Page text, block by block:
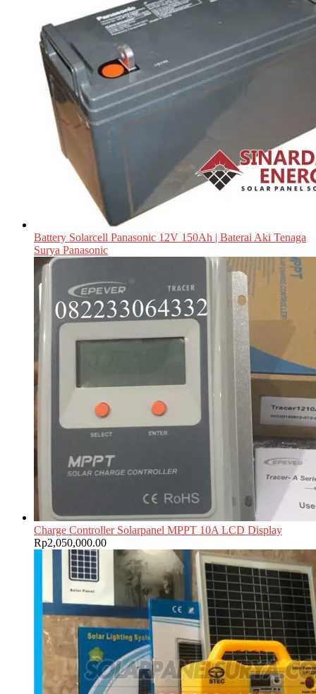
Battery Solarcell Panasonic 12V 150Ah | Baterai Aki Tenaga
Surya Panasonic
Charge Controller Solarpanel MPPT 10A LCD Display
Rp2,050,000.00